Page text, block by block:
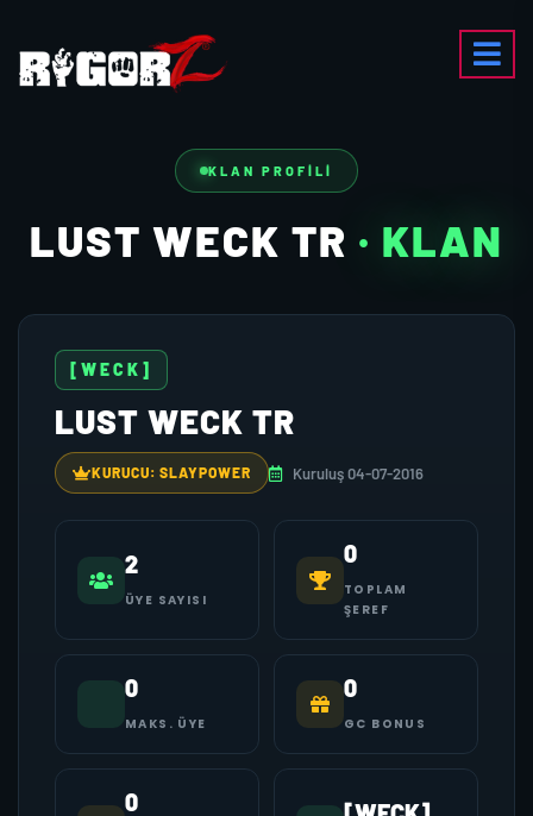
KLAN PROFILI
LUST WECK TR · KLAN
[WECK]
LUST WECK TR
KURUCU: SLAYPOWER Kuruluş 04-07-2016
2
ÜYE SAYISI
0
TOPLAM
ŞEREF
0
MAKS. ÜYE
0
GC BONUS
0